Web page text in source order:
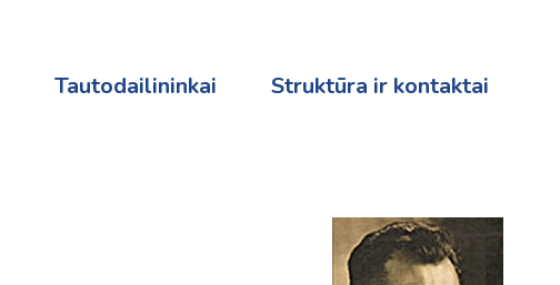
Tautodailininkai Struktūra ir kontaktai